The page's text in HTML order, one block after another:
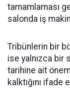
tamamlaması
salonda iş
Tribünlerin bir
ise yalnızca bir
tarihine ait
kalktığını ifade